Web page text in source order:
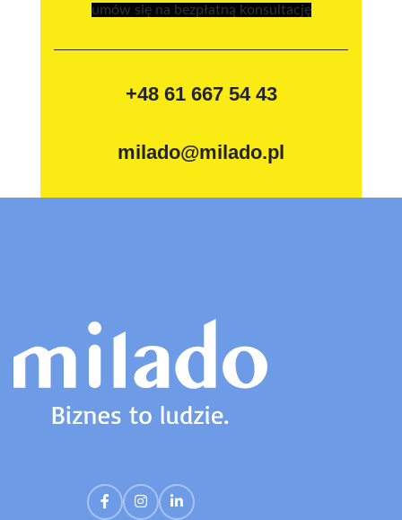
umów się na bezpłatną konsultację
+48 61 667 54 43
milado@milado.pl